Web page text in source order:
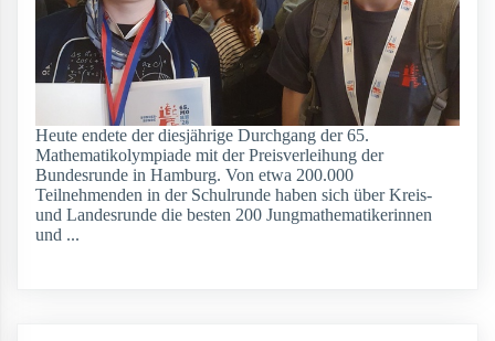
Heute endete der diesjährige Durchgang der 65.
Mathematikolympiade mit der Preisverleihung der
Bundesrunde in Hamburg. Von etwa 200.000
Teilnehmenden in der Schulrunde haben sich über Kreis-
und Landesrunde die besten 200 Jungmathematikerinnen
und ...